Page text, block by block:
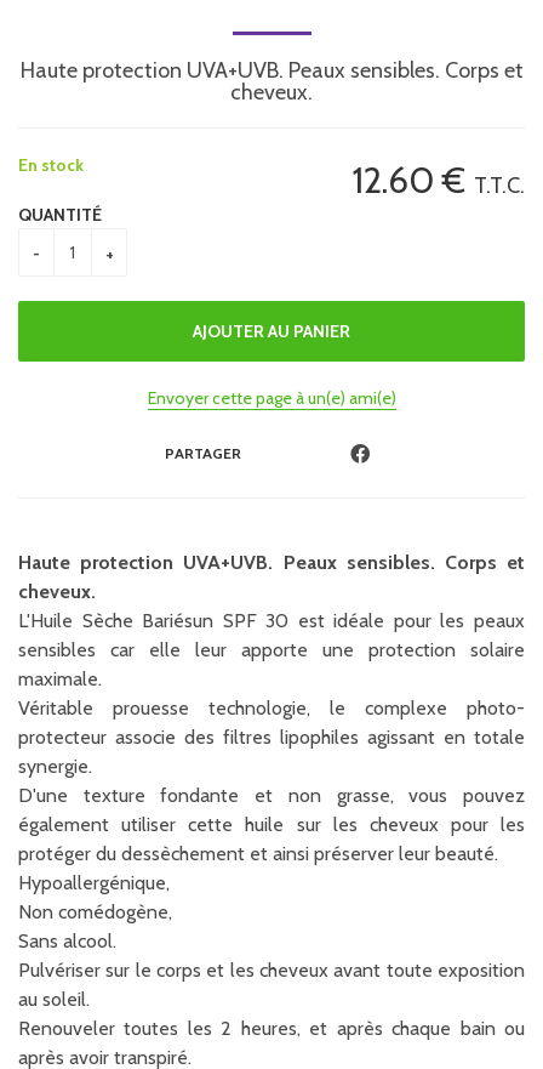
Haute protection UVA+UVB. Peaux sensibles. Corps et
cheveux.
12.60€ T.T.C.
En stock
QUANTITÉ
Envoyer cette page à un(e) ami(e)
PARTAGER
Haute protection UVA+UVB. Peaux sensibles. Corps et
cheveux.
L'Huile Sèche Bariésun SPF 30 est idéale pour les peaux
sensibles car elle leur apporte une protection solaire
maximale.
Véritable prouesse technologie, le complexe photo-
protecteur associe des filtres lipophiles agissant en totale
synergie.
D'une texture fondante et non grasse, vous pouvez
également utiliser cette huile sur les cheveux pour les
protéger du dessèchement et ainsi préserver leur beauté.
Hypoallergénique,
Non comédogène,
Sans alcool.
Pulvériser sur le corps et les cheveux avant toute exposition
au soleil.
Renouveler toutes les 2 heures, et après chaque bain ou
après avoir transpiré.